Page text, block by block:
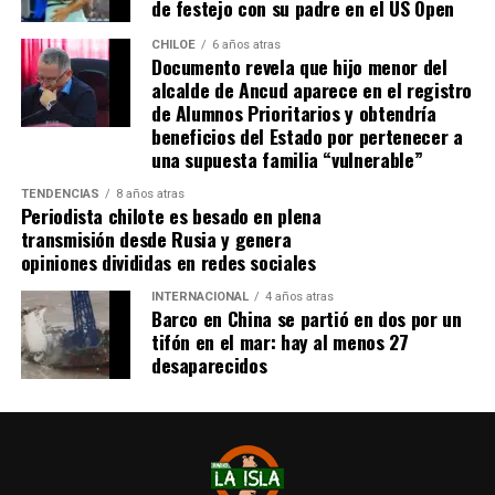
la disminución de recursos provenientes de la Subdere.
de festejo con su padre en el US Open
CHILOE 6 años atras
Documento revela que hijo menor del
alcalde de Ancud aparece en el registro
de Alumnos Prioritarios y obtendría
beneficios del Estado por pertenecer a
una supuesta familia “vulnerable”
TENDENCIAS 8 años atras
Periodista chilote es besado en plena
transmisión desde Rusia y genera
opiniones divididas en redes sociales
INTERNACIONAL 4 años atras
Barco en China se partió en dos por un
tifón en el mar: hay al menos 27
desaparecidos